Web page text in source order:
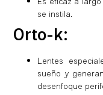
se instila.
Orto-k:
Lentes
sueño y
desenfoque